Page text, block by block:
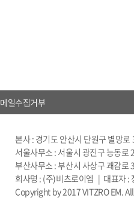
일수집거부
본사 : 경기도 안산시 단원구 별
서울사무소 : 서울시 광진구 능동
부산사무소 : 부산시 사상구 괘감
회사명 : (주)비츠로이엠 | 대표자 :
Copyright by 2017 VITZRO EM.